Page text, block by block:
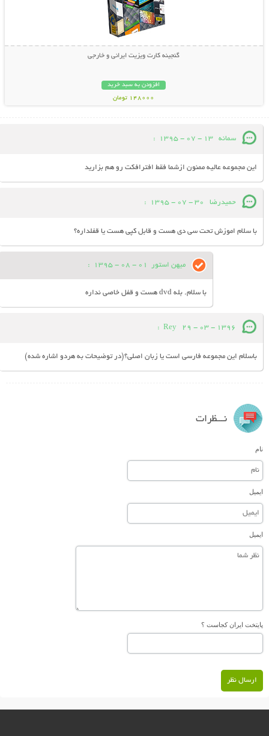
گنجینه کارت ویزیت ایرانی و خارجی
افزودن به سبد خرید
148000 تومان
سمانه 13 - 07 - 1395
:
این مجموعه عالیه ممنون ازشما فقط افترافکت رو هم بزارید
حمیدرضا 30 - 07 - 1395
:
با سلام اموزش تحت سی دی هست و قابل کپی هست یا قفلداره؟
میهن استور 01 - 08 - 1395
:
با سلام. بله dvd هست و قفل خاصی نداره
Rey 29 - 03 - 1396
:
باسلام این مجموعه فارسی است یا زبان اصلی؟(در توضیحات به هردو اشاره شده)
نـــظرات
نام
ایمیل
ایمیل
پایتخت ایران کجاست ؟
ارسال نظر